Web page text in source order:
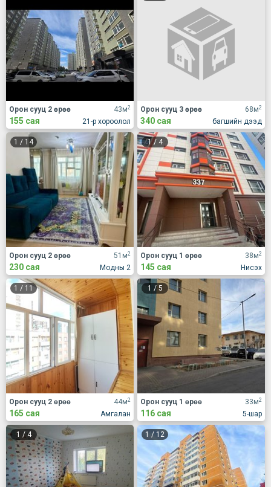
43м2
21-р хороолол
Орон сууц 2 өрөө
155 сая
68м2
багшийн дээд
Орон сууц 3 өрөө
340 сая
1 / 14
51м2
Модны 2
Орон сууц 2 өрөө
230 сая
1/ 4
38м2
Нисэх
Орон сууц 1 өрөө
145 сая
1 / 11
44м2
Амгалан
Орон сууц 2 өрөө
165 сая
1 / 5
33м2
5-шар
Орон сууц 1 өрөө
116 сая
1 / 4 1 / 12